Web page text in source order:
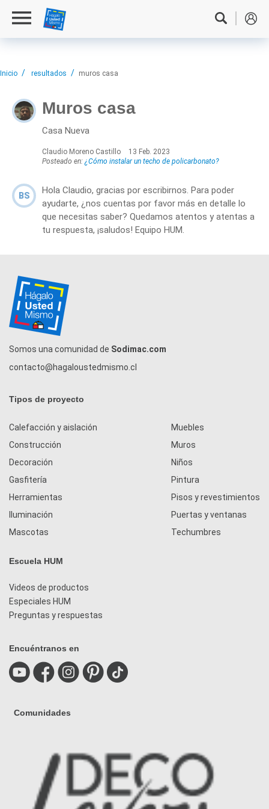
Inicio resultados muros casa
Muros casa
Casa Nueva
Claudio Moreno Castillo
13 Feb. 2023
Posteado en: ¿Cómo instalar un techo de policarbonato?
BS
Hola Claudio, gracias por escribirnos. Para poder
ayudarte, ¿nos cuentas por favor más en detalle lo
que necesitas saber? Quedamos atentos y atentas a
tu respuesta, ¡saludos! Equipo HUM.
Somos una comunidad de Sodimac.com
contacto@hagaloustedmismo.cl
Tipos de proyecto
Calefacción y aislación
Construcción
Decoración
Gasfitería
Herramientas
Iluminación
Mascotas
Muebles
Muros
Niños
Pintura
Pisos y revestimientos
Puertas y ventanas
Techumbres
Escuela HUM
Videos de productos
Especiales HUM
Preguntas y respuestas
Encuéntranos en
Comunidades